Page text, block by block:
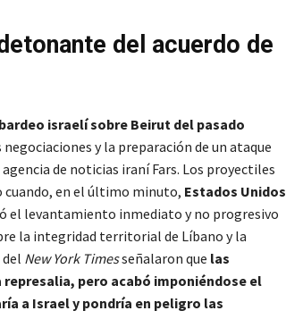
del acuerdo de
israelí sobre Beirut del pasado
y la preparación de un ataque
de noticias iraní Fars. Los proyectiles
en el último minuto, Estados Unidos
el levantamiento inmediato y no progresivo
la integridad territorial de Líbano y la
New York Timesseñalaron que las
pero acabó imponiéndose el
a Israel y pondría en peligro las